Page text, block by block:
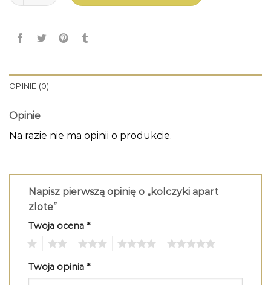
OPINIE (0)
Opinie
Na razie nie ma opinii o produkcie.
Napisz pierwszą opinię o „kolczyki apart
zlote”
Twoja ocena *
Twoja opinia *